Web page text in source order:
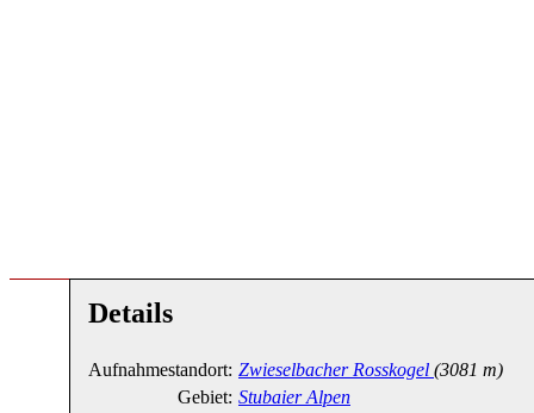
Details
Aufnahmestandort: Zwieselbacher Rosskogel (3081 m)
Gebiet: Stubaier Alpen